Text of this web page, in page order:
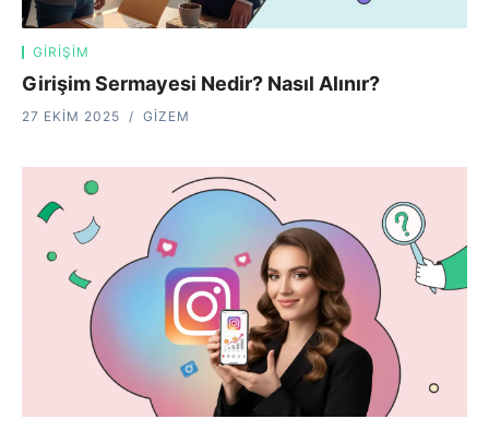
GIRIŞIM
Girişim Sermayesi Nedir? Nasıl Alınır?
27 EKIM 2025 GIZEM